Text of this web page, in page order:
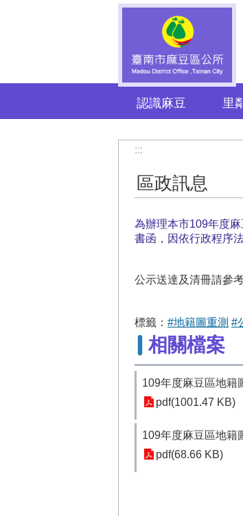
認識麻豆 里
:::
區政訊息
為辦理本市109年度
書函，因依行政程序
公示送達及清冊請參
標籤： #地籍圖重測 #
相關檔案
109年度麻豆區地籍
pdf(1001.47 KB)
109年度麻豆區地籍
pdf(68.66 KB)